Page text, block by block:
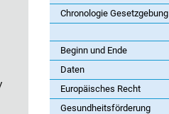
Chronologie Gesetzgebung
Beginn und Ende
Daten
Europäisches Recht
Gesundheitsförderung